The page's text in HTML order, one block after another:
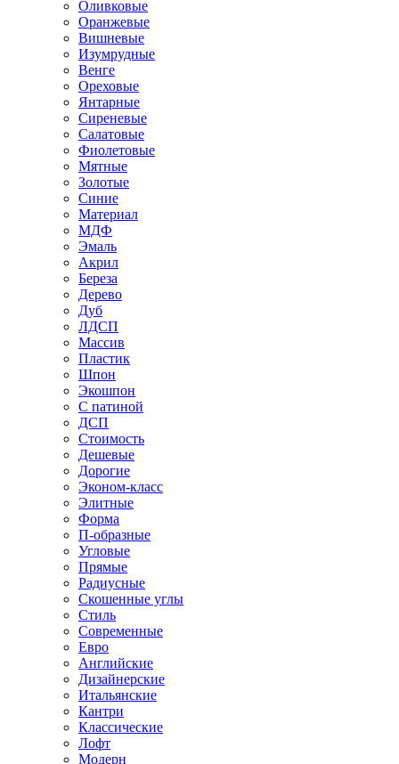
Оливковые
Оранжевые
Вишневые
Изумрудные
Венге
Ореховые
Янтарные
Сиреневые
Салатовые
Фиолетовые
Мятные
Золотые
Синие
Материал
МДФ
Эмаль
Акрил
Береза
Дерево
Дуб
ЛДСП
Массив
Пластик
Шпон
Экошпон
С патиной
ДСП
Стоимость
Дешевые
Дорогие
Эконом-класс
Элитные
Форма
П-образные
Угловые
Прямые
Радиусные
Скошенные углы
Стиль
Современные
Евро
Английские
Дизайнерские
Итальянские
Кантри
Классические
Лофт
Модерн